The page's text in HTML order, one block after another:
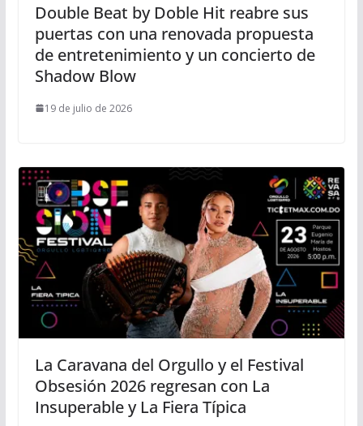
Double Beat by Doble Hit reabre sus
puertas con una renovada propuesta
de entretenimiento y un concierto de
Shadow Blow
19 de julio de 2026
La Caravana del Orgullo y el Festival
Obsesión 2026 regresan con La
Insuperable y La Fiera Típica